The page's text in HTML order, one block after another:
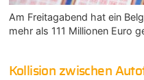
Am Freitagabend hat ein
mehr als 111 Millionen Euro
Kollision zwischen